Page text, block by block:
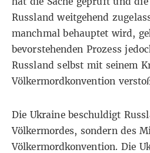
Russland weitgehend
manchmal behauptet wird,
bevorstehenden Prozess
Russland selbst mit seinem
Völkermordkonvention
Die Ukraine beschuldigt
Völkermordes, sondern des
Völkermordkonvention. Die